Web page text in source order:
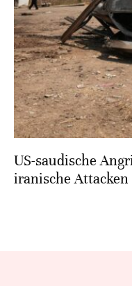
US-saudische
iranische Attacken